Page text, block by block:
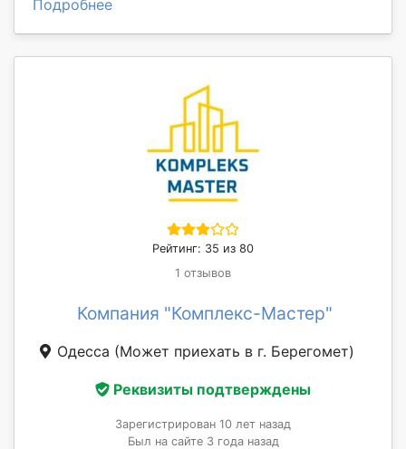
Подробнее
Рейтинг: 35 из 80
1 отзывов
Компания "Комплекс-Мастер"
Одесса (Может приехать в г. Берегомет)
Реквизиты подтверждены
Зарегистрирован 10 лет назад
Был на сайте 3 года назад